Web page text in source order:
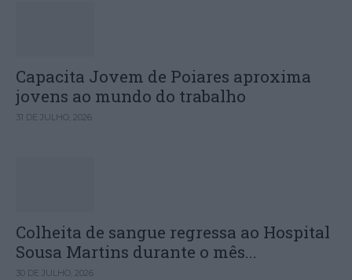
Capacita Jovem de Poiares aproxima
jovens ao mundo do trabalho
31 DE JULHO, 2026
Colheita de sangue regressa ao Hospital
Sousa Martins durante o mês...
30 DE JULHO, 2026